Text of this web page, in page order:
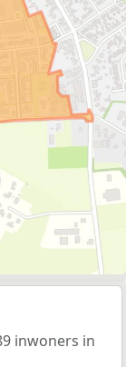
inwoners in